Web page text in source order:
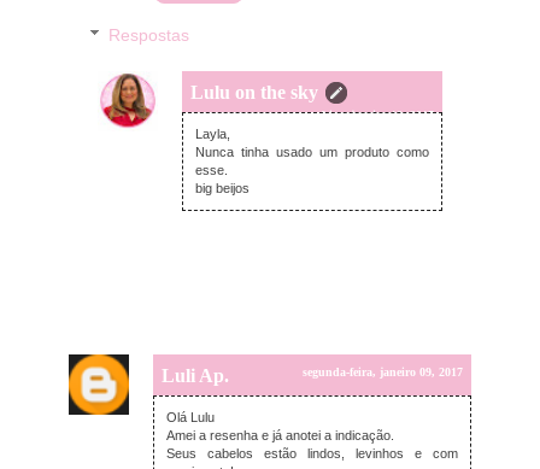
Respostas
Lulu on the sky
terça-feira, janeiro 10, 2017
Layla,
Nunca tinha usado um produto como
esse.
big beijos
Luli Ap. segunda-feira, janeiro 09, 2017
Olá Lulu
Amei a resenha e já anotei a indicação.
Seus cabelos estão lindos, levinhos e com